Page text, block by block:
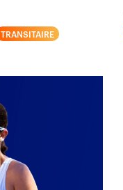
TRANSITAIRE